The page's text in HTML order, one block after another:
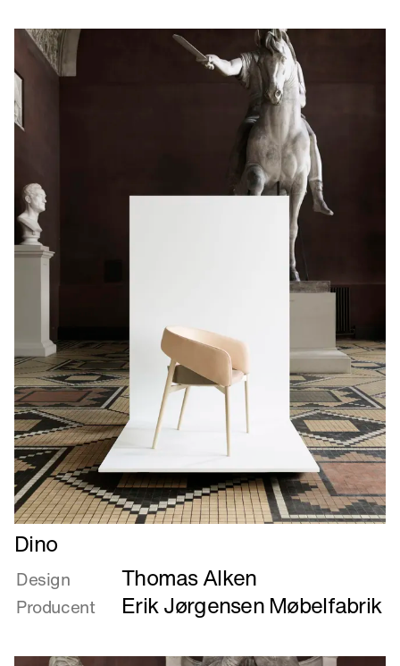
Læs
mere
om
Dino
Dino
Design Thomas Alken
Producent Erik Jørgensen Møbelfabrik